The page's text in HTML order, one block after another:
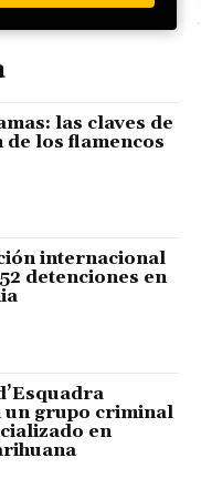
las claves de
los flamencos
internacional
detenciones en
un grupo criminal
en